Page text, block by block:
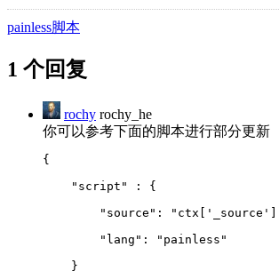
painless脚本
1 个回复
rochy rochy_he
你可以参考下面的脚本进行部分更新
{
    "script" : {
        "source": "ctx
[
        "lang": "painless"
    }